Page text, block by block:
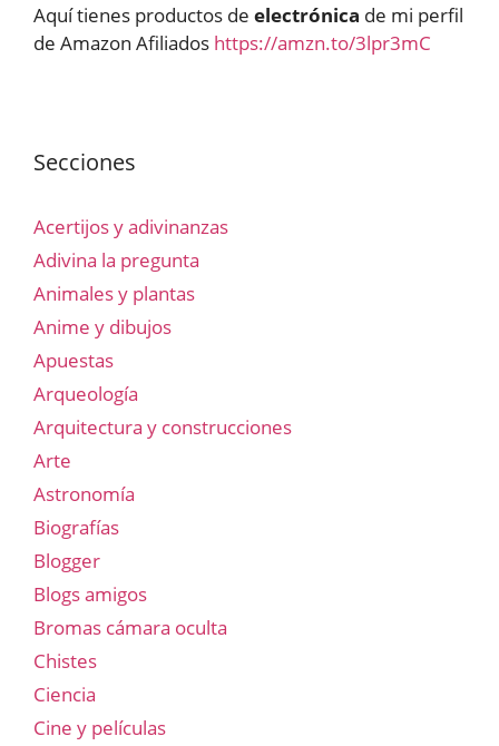
Aquí tienes productos de electrónica de mi perfil
de Amazon Afiliados https://amzn.to/3lpr3mC
Secciones
Acertijos y adivinanzas
Adivina la pregunta
Animales y plantas
Anime y dibujos
Apuestas
Arqueología
Arquitectura y construcciones
Arte
Astronomía
Biografías
Blogger
Blogs amigos
Bromas cámara oculta
Chistes
Ciencia
Cine y películas